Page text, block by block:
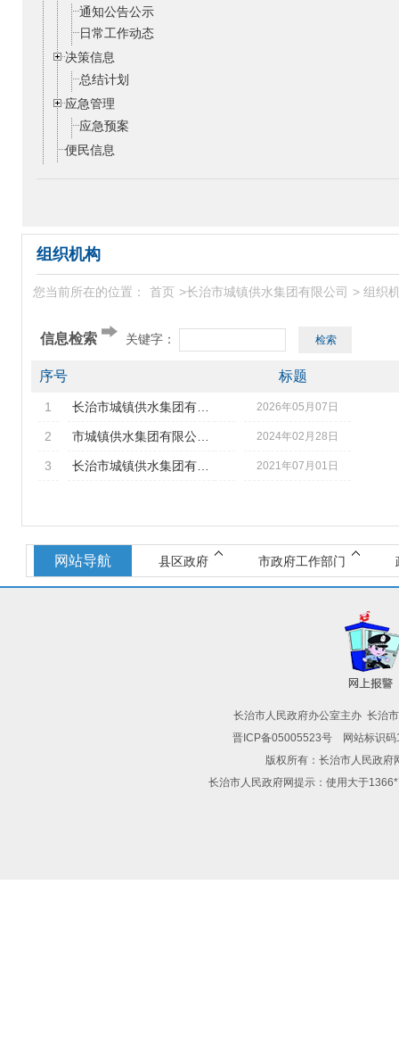
通知公告公示
日常工作动态
决策信息
总结计划
应急管理
应急预案
便民信息
组织机构
您当前所在的位置： 首页 >长治市城镇供水集团有限公司 > 组织
信息检索 关键字：
序号 标题
1 长治市城镇供水集团有限公司内设机构（对外服务部门） 2026年05月07日
2 市城镇供水集团有限公司领导公开信息 2024年02月28日
3 长治市城镇供水集团有限公司企业情况简介 2021年07月01日
网站导航 县区政府 市政府工作部门
长治市人民政府办公室主办 长治
晋ICP备05005523号
网站标识
版权所有：长治市人民政
长治市人民政府网提示：使用大于